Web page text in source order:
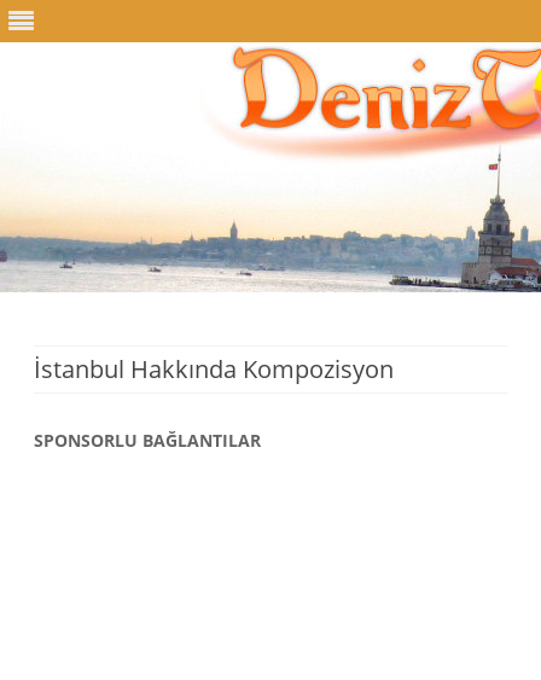
İstanbul Hakkında Kompozisyon
SPONSORLU BAĞLANTILAR